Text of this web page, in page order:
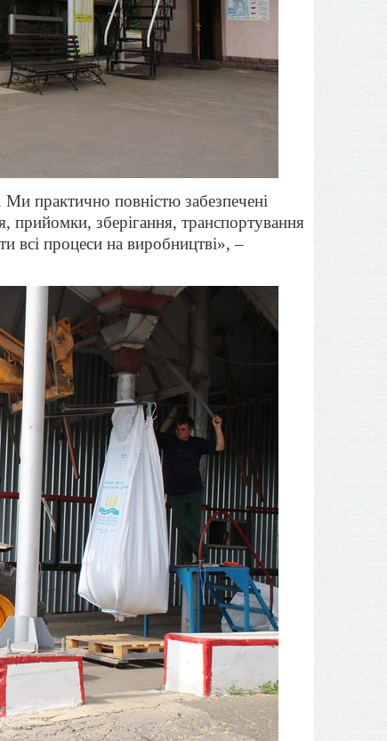
практично повністю забезпечені
прийомки, зберігання, транспортування
всі процеси на виробництві», –